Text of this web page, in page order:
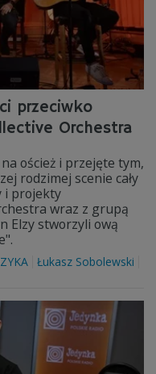
przeciwko
Orchestra
oścież i przejęte tym,
rodzimej scenie cały
i projekty
wraz z grupą
Elzy stworzyli ową
Łukasz Sobolewski